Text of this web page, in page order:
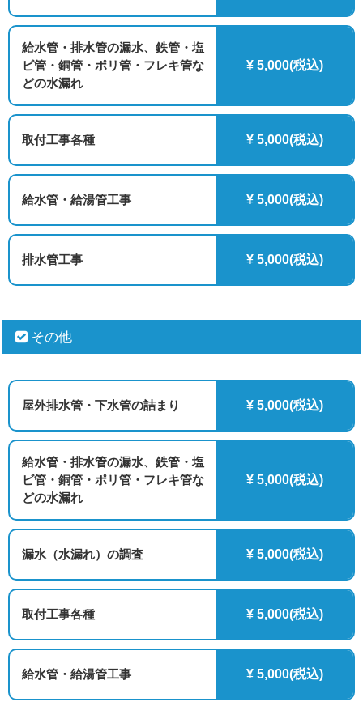
給水管・排水管の漏水、鉄管・塩
ビ管・銅管・ポリ管・フレキ管な
どの水漏れ
¥ 5,000(税込)
取付工事各種 ¥ 5,000(税込)
給水管・給湯管工事 ¥ 5,000(税込)
排水管工事 ¥ 5,000(税込)
その他
屋外排水管・下水管の詰まり ¥ 5,000(税込)
給水管・排水管の漏水、鉄管・塩
ビ管・銅管・ポリ管・フレキ管な
どの水漏れ
¥ 5,000(税込)
漏水（水漏れ）の調査 ¥ 5,000(税込)
取付工事各種 ¥ 5,000(税込)
給水管・給湯管工事 ¥ 5,000(税込)